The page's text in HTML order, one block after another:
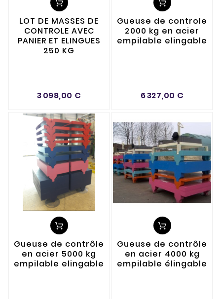
LOT DE MASSES DE
CONTROLE AVEC
PANIER ET ELINGUES
250 KG
3 098,00 €
Gueuse de controle
2000 kg en acier
empilable elingable
6 327,00 €
Gueuse de contrôle
en acier 5000 kg
empilable elingable
Gueuse de contrôle
en acier 4000 kg
empilable élingable